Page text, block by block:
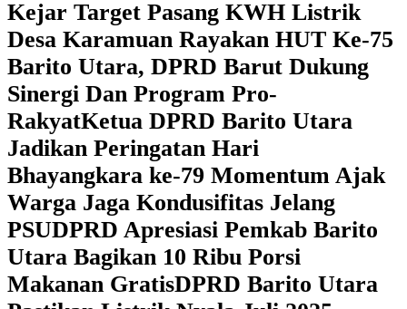
Kejar Target Pasang KWH Listrik
Desa Karamuan Rayakan HUT Ke-75
Barito Utara, DPRD Barut Dukung
Sinergi Dan Program Pro-
RakyatKetua DPRD Barito Utara
Jadikan Peringatan Hari
Bhayangkara ke-79 Momentum Ajak
Warga Jaga Kondusifitas Jelang
PSUDPRD Apresiasi Pemkab Barito
Utara Bagikan 10 Ribu Porsi
Makanan GratisDPRD Barito Utara